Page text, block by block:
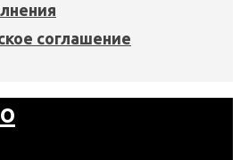
соглашение